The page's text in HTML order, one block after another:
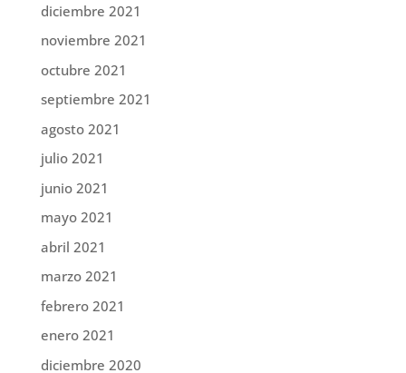
diciembre 2021
noviembre 2021
octubre 2021
septiembre 2021
agosto 2021
julio 2021
junio 2021
mayo 2021
abril 2021
marzo 2021
febrero 2021
enero 2021
diciembre 2020